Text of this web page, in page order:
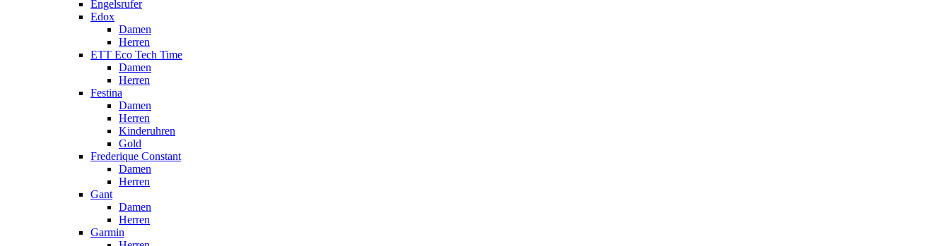
Engelsrufer
Edox
Damen
Herren
ETT Eco Tech Time
Damen
Herren
Festina
Damen
Herren
Kinderuhren
Gold
Frederique Constant
Damen
Herren
Gant
Damen
Herren
Garmin